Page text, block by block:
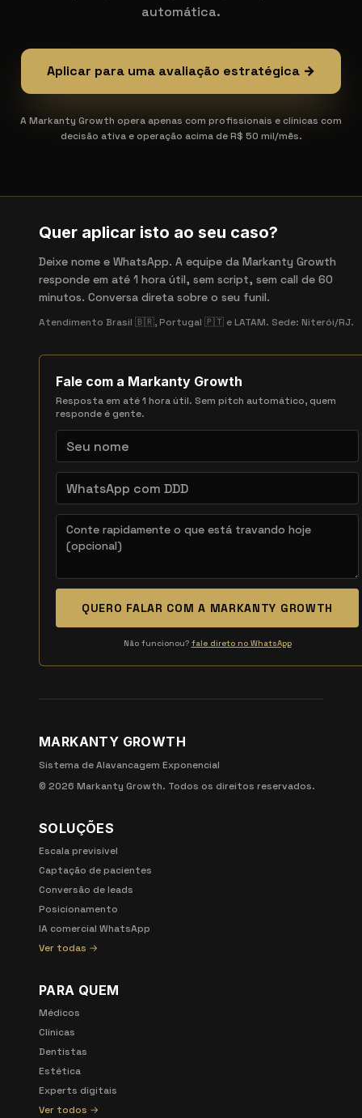
automática.
Aplicar para uma avaliação estratégica →
A Markanty Growth opera apenas com profissionais e clínicas com
decisão ativa e operação acima de R$ 50 mil/mês.
Quer aplicar isto ao seu caso?
Deixe nome e WhatsApp. A equipe da Markanty Growth
responde em até 1 hora útil, sem script, sem call de 60
minutos. Conversa direta sobre o seu funil.
Atendimento Brasil 🇧🇷, Portugal 🇵🇹 e LATAM. Sede: Niterói/RJ.
Fale com a Markanty Growth
Resposta em até 1 hora útil. Sem pitch automático, quem
responde é gente.
QUERO FALAR COM A MARKANTY GROWTH
Não funcionou? fale direto no WhatsApp
MARKANTY GROWTH
Sistema de Alavancagem Exponencial
© 2026 Markanty Growth. Todos os direitos reservados.
SOLUÇÕES
Escala previsível
Captação de pacientes
Conversão de leads
Posicionamento
IA comercial WhatsApp
Ver todas →
PARA QUEM
Médicos
Clínicas
Dentistas
Estética
Experts digitais
Ver todos →